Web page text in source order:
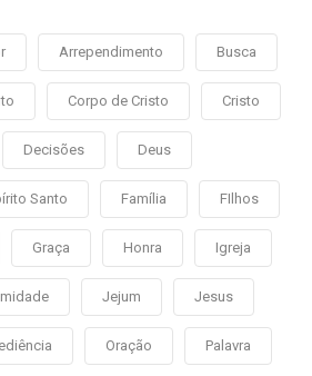
Arrependimento Busca
Corpo de Cristo Cristo
Decisões Deus
Santo Família FIlhos
Graça Honra Igreja
Jejum Jesus
Oração Palavra